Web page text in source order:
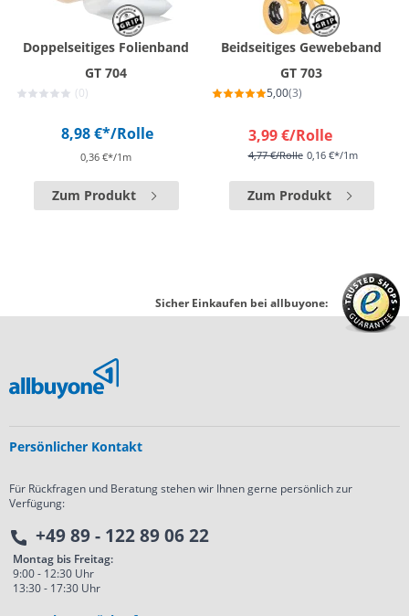
Doppelseitiges Folienband
GT 704
(0)
8,98 €*/Rolle
0,36 €*/1m
Zum Produkt
Beidseitiges Gewebeband
GT 703
5,00(3)
3,99 €/Rolle
4,77 €/Rolle 0,16 €*/1m
Zum Produkt
Sicher Einkaufen bei allbuyone:
Persönlicher Kontakt
Für Rückfragen und Beratung stehen wir Ihnen gerne persönlich zur
Verfügung:
+49 89 - 122 89 06 22
Montag bis Freitag:
9:00 - 12:30 Uhr
13:30 - 17:30 Uhr